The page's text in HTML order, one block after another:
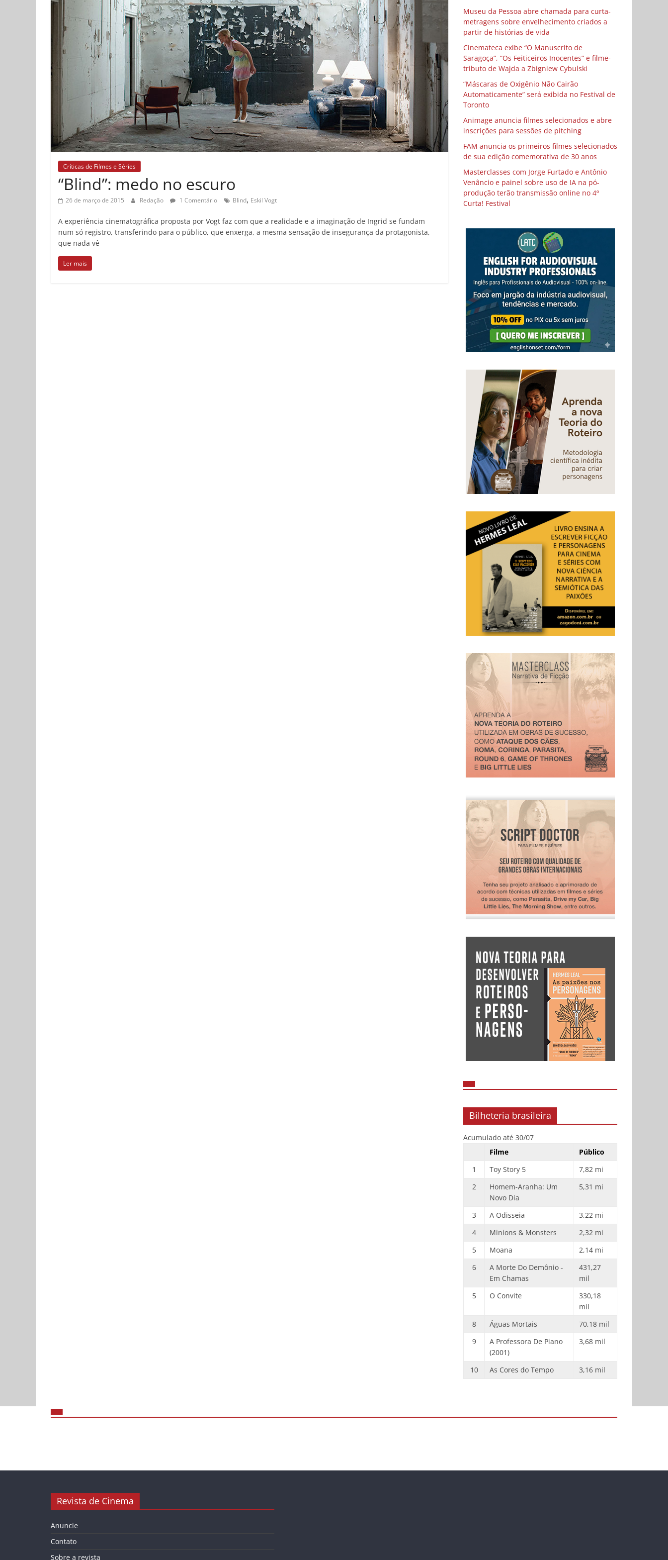
Críticas de Filmes e Séries
“Blind”: medo no escuro
26 de março de 2015 Redação 1 Comentário Blind, Eskil Vogt
A experiência cinematográfica proposta por Vogt faz com que a realidade e a imaginação de Ingrid se fundam
num só registro, transferindo para o público, que enxerga, a mesma sensação de insegurança da protagonista,
que nada vê
Ler mais
Museu da Pessoa abre chamada para curta-
metragens sobre envelhecimento criados a
partir de histórias de vida
Cinemateca exibe “O Manuscrito de
Saragoça”, “Os Feiticeiros Inocentes” e filme-
tributo de Wajda a Zbigniew Cybulski
“Máscaras de Oxigênio Não Cairão
Automaticamente” será exibida no Festival de
Toronto
Animage anuncia filmes selecionados e abre
inscrições para sessões de pitching
FAM anuncia os primeiros filmes selecionados
de sua edição comemorativa de 30 anos
Masterclasses com Jorge Furtado e Antônio
Venâncio e painel sobre uso de IA na pó-
produção terão transmissão online no 4º
Curta! Festival
Bilheteria brasileira
Acumulado até 30/07
Filme
Público
1
Toy Story 5
7,82 mi
2
Homem-Aranha: Um
Novo Dia
5,31 mi
3 A Odisseia
3,22 mi
4
Minions & Monsters
2,32 mi
5
Moana
2,14 mi
6
A Morte Do Demônio -
Em Chamas
431,27
mil
5
O Convite
330,18
mil
8
Águas Mortais
70,18 mil
9
A Professora De Piano
(2001)
3,68 mil
10 As Cores do Tempo 3,16 mil
Revista de Cinema
Anuncie
Contato
Sobre a revista